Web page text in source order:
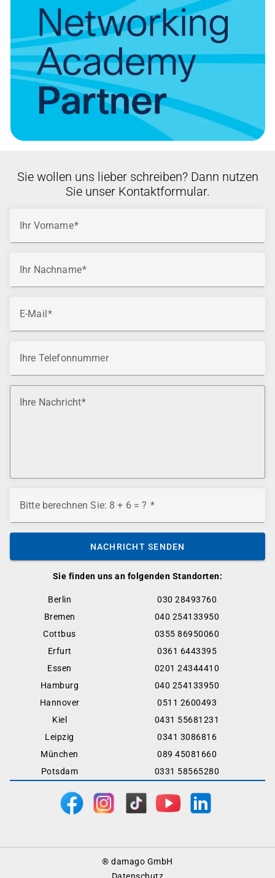
Sie finden uns an folgenden Standorten:
Berlin
030 28493760
Bremen
040 254133950
Cottbus
0355 86950060
Erfurt
0361 6443395
Essen
0201 24344410
Hamburg
040 254133950
Hannover
0511 2600493
Kiel
0431 55681231
Leipzig
0341 3086816
München
089 45081660
Potsdam
0331 58565280
Sie wollen uns lieber schreiben? Dann nutzen
Sie unser Kontaktformular.
Ihr Vorname
Ihr Nachname
E-Mail
Ihre Telefonnummer
Ihre Nachricht
Bitte berechnen Sie: 8 + 6 = ?
NACHRICHT SENDEN
® damago GmbH